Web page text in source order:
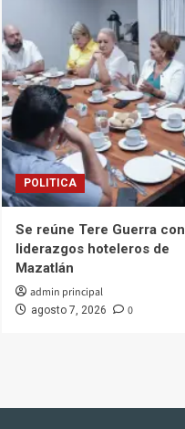
POLITICA
Se reúne Tere Guerra con
liderazgos hoteleros de
Mazatlán
admin principal
agosto 7, 2026 0